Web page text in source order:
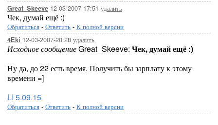
Great_Skeeve 12-03-2007-17:51 удалить
Чек, думай ещё :)
Обратиться - Ответить - К полной версии
4Eki 12-03-2007-20:28 удалить
Исходное сообщениеGreat_Skeeve: Чек, думай ещё :)
Ну да, до 22 есть время. Получить бы зарплату к этому
времени =]
LI 5.09.15
Обратиться - Ответить - К полной версии